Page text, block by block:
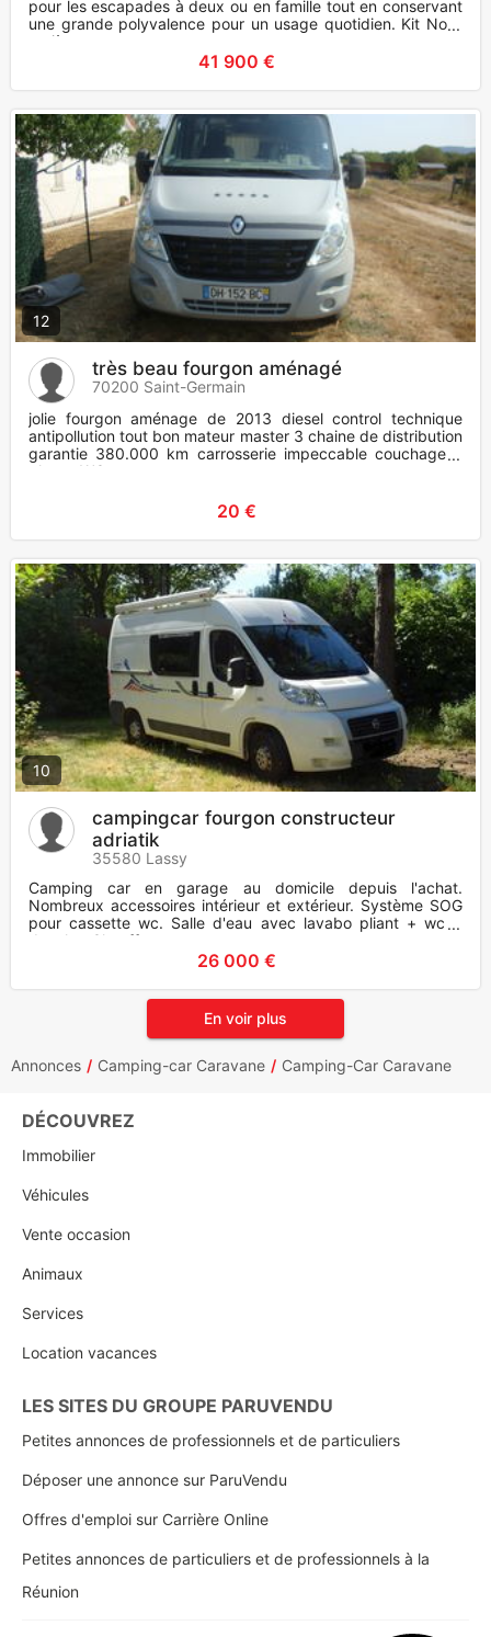
pour les escapades à deux ou en famille tout en conservant
une grande polyvalence pour un usage quotidien. Kit Nord
entièrem
41 900 €
12
très beau fourgon aménagé
70200 Saint-Germain
jolie fourgon aménage de 2013 diesel control technique
antipollution tout bon mateur master 3 chaine de distribution
garantie 380.000 km carrosserie impeccable couchage 2
places WC
20 €
10
campingcar fourgon constructeur
adriatik
35580 Lassy
Camping car en garage au domicile depuis l'achat.
Nombreux accessoires intérieur et extérieur. Système SOG
pour cassette wc. Salle d'eau avec lavabo pliant + wc +
douche. Chauffage
26 000 €
En voir plus
Annonces Camping-car Caravane Camping-Car Caravane
DÉCOUVREZ
Immobilier
Véhicules
Vente occasion
Animaux
Services
Location vacances
LES SITES DU GROUPE PARUVENDU
Petites annonces de professionnels et de particuliers
Déposer une annonce sur ParuVendu
Offres d'emploi sur Carrière Online
Petites annonces de particuliers et de professionnels à la
Réunion